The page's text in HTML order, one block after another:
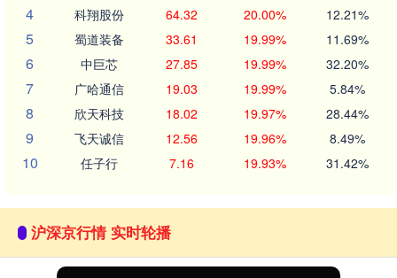
4 科翔股份 64.32 20.00% 12.21%
5 蜀道装备 33.61 19.99% 11.69%
6 中巨芯 27.85 19.99% 32.20%
7 广哈通信 19.03 19.99% 5.84%
8 欣天科技 18.02 19.97% 28.44%
9 飞天诚信 12.56 19.96% 8.49%
10 任子行 7.16 19.93% 31.42%
沪深京行情 实时轮播